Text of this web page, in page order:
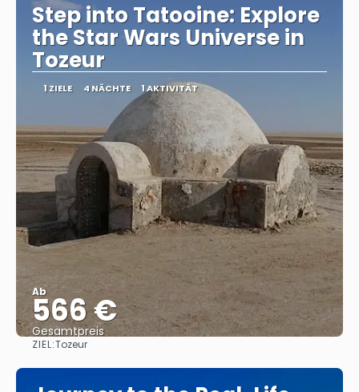
Step into Tatooine: Explore
the Star Wars Universe in
Tozeur
1 ZIELE 4 NÄCHTE 1 AKTIVITÄT
Ab
566 €
Gesamtpreis
ZIEL:Tozeur